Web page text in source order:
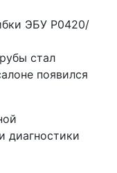
ЭБУ Р0420/
стал
появился
диагностики